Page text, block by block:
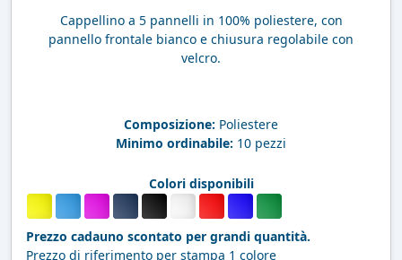
Cappellino a 5 pannelli in 100% poliestere, con
pannello frontale bianco e chiusura regolabile con
velcro.
Composizione: Poliestere
Minimo ordinabile: 10 pezzi
Colori disponibili
Prezzo cadauno scontato per grandi quantità.
Prezzo di riferimento per stampa 1 colore